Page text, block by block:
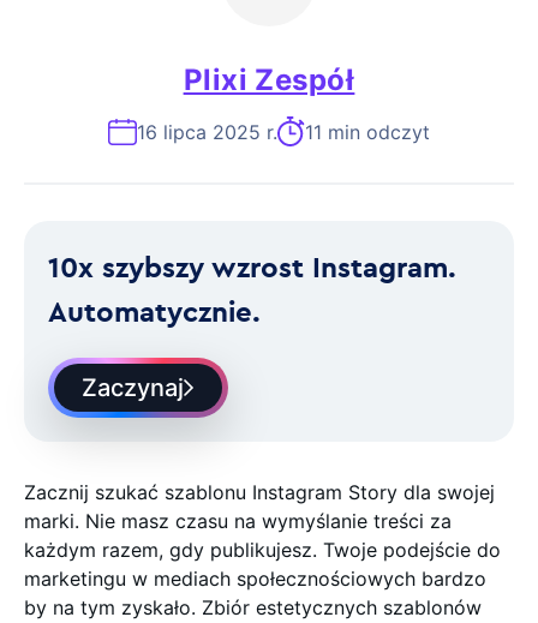
Plixi Zespół
16 lipca 2025 r. 11 min odczyt
10x szybszy wzrost Instagram.
Automatycznie.
Zaczynaj
Zacznij szukać szablonu Instagram Story dla swojej
marki. Nie masz czasu na wymyślanie treści za
każdym razem, gdy publikujesz. Twoje podejście do
marketingu w mediach społecznościowych bardzo
by na tym zyskało. Zbiór estetycznych szablonów